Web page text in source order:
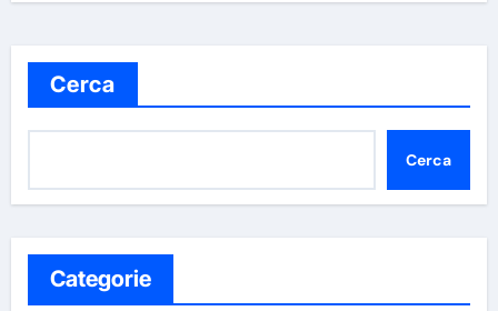
Cerca
Cerca
Categorie